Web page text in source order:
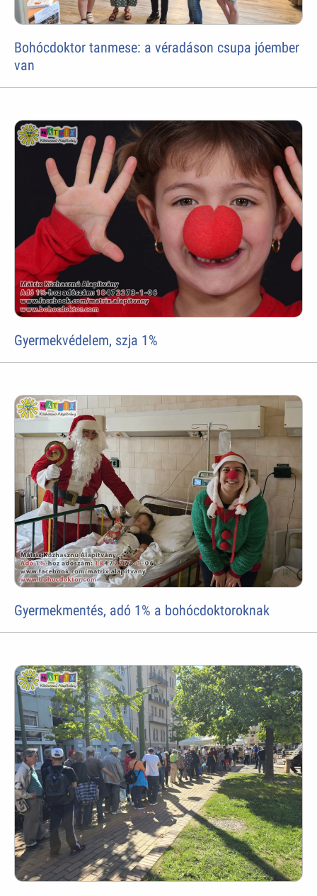
Bohócdoktor tanmese: a véradáson csupa jóember
van
Gyermekvédelem, szja 1%
Gyermekmentés, adó 1% a bohócdoktoroknak